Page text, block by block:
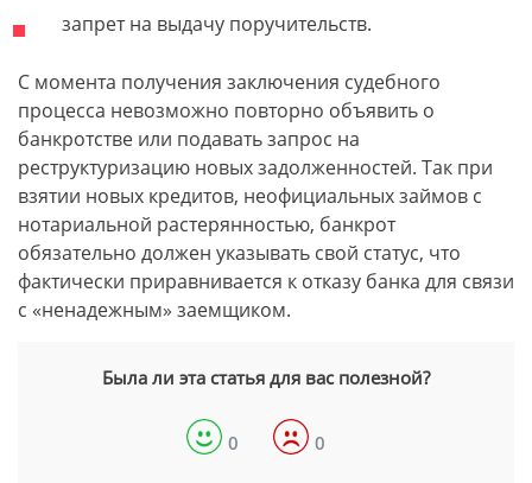
запрет на выдачу поручительств.
С момента получения заключения судебного
процесса невозможно повторно объявить о
банкротстве или подавать запрос на
реструктуризацию новых задолженностей. Так при
взятии новых кредитов, неофициальных займов с
нотариальной растерянностью, банкрот
обязательно должен указывать свой статус, что
фактически приравнивается к отказу банка для связи
с «ненадежным» заемщиком.
Была ли эта статья для вас полезной?
0 0